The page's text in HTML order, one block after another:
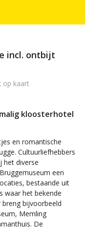
incl. ontbijt
op kaart
kloosterhotel
en romantische
Cultuurliefhebbers
het diverse
een
bestaande uit
waar het bekende
bijvoorbeeld
Memling
De